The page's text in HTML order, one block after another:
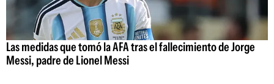
Las medidas que tomó la AFA tras el fallecimiento de Jorge
Messi, padre de Lionel Messi